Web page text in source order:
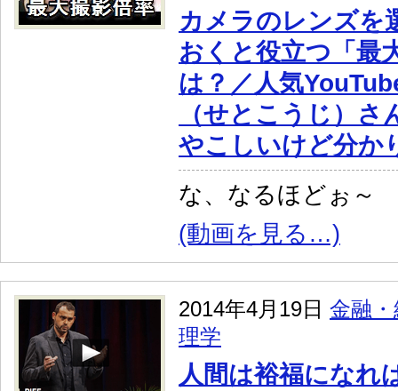
カメラのレンズを
おくと役立つ「最
は？／人気
（せとこうじ）さ
やこしいけど分か
な、なるほどぉ～
(動画を見る…)
2014年4月19日 金融
理学
人間は裕福になれ